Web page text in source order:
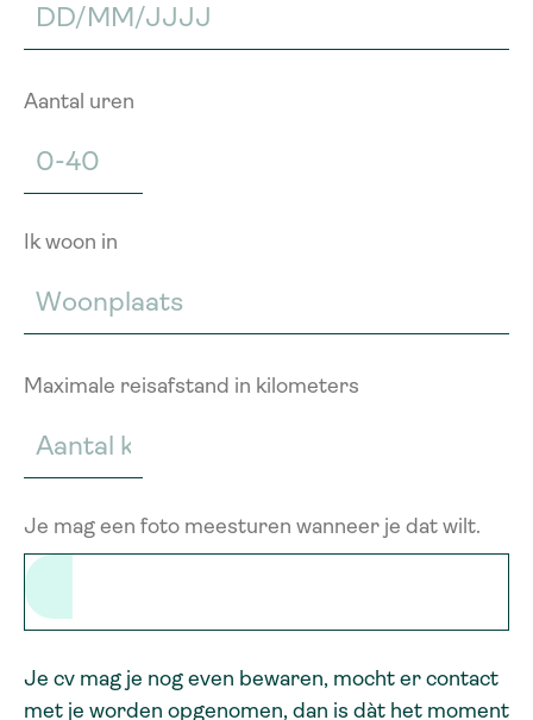
Aantal uren
Ik woon in
Maximale reisafstand in kilometers
Je mag een foto meesturen wanneer je dat wilt.
Je cv mag je nog even bewaren, mocht er contact
met je worden opgenomen, dan is dàt het moment